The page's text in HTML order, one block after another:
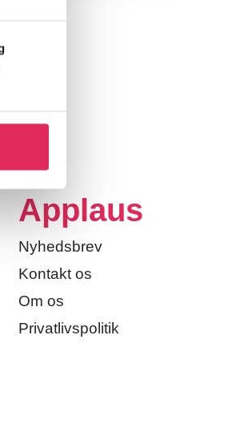
Applaus
Nyhedsbrev
Kontakt os
Om os
Privatlivspolitik